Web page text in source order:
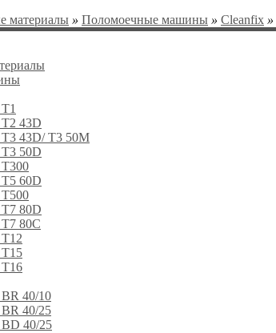
материалы » Поломоечные машины » Cleanfix »
T2 43D
T3 43D/ Т3 50M
T3 50D
T300
T5 60D
T500
T7 80D
80C
T15
T16
40/10
40/25
40/25